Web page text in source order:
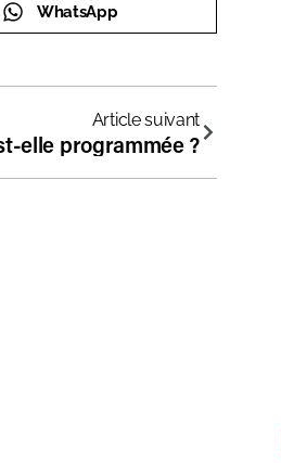
WhatsApp
Article suivant
elle programmée ?